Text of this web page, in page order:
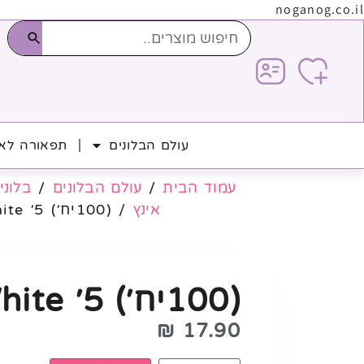
noganog.co.il
עולם הבלונים תפאורה
עמוד הבית/ עולם הבלונים /
אינץ / (100יח׳) 5׳ Ivory White
(100יח׳) 5׳ Ivory White
17.90
₪